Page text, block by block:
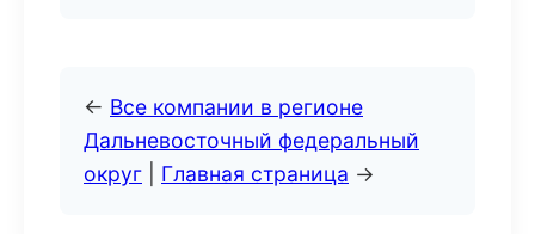
← Все компании в регионе
Дальневосточный федеральный
округ
Главная страница →